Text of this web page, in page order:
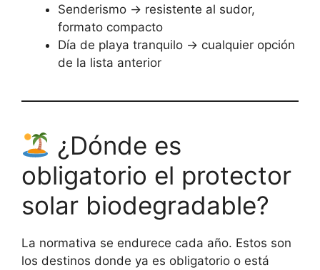
Senderismo → resistente al sudor,
formato compacto
Día de playa tranquilo → cualquier opción
de la lista anterior
¿Dónde es
obligatorio el protector
solar biodegradable?
La normativa se endurece cada año. Estos son
los destinos donde ya es obligatorio o está